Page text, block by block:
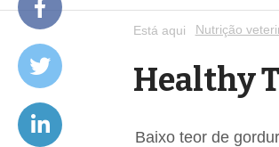
Está aqui Nutrição
Healthy
Baixo teor de